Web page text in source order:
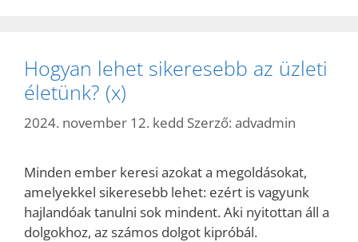
Hogyan lehet sikeresebb az üzleti
életünk? (x)
2024. november 12. kedd Szerző: advadmin
Minden ember keresi azokat a megoldásokat,
amelyekkel sikeresebb lehet: ezért is vagyunk
hajlandóak tanulni sok mindent. Aki nyitottan áll a
dolgokhoz, az számos dolgot kipróbál.